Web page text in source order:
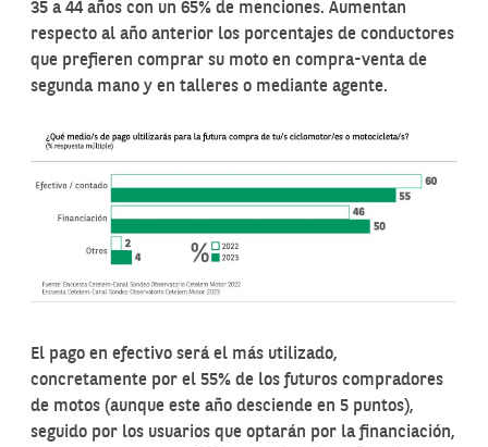
35 a 44 años con un 65% de menciones. Aumentan
respecto al año anterior los porcentajes de conductores
que prefieren comprar su moto en compra-venta de
segunda mano y en talleres o mediante agente.
El pago en efectivo será el más utilizado,
concretamente por el 55% de los futuros compradores
de motos (aunque este año desciende en 5 puntos),
seguido por los usuarios que optarán por la financiación,